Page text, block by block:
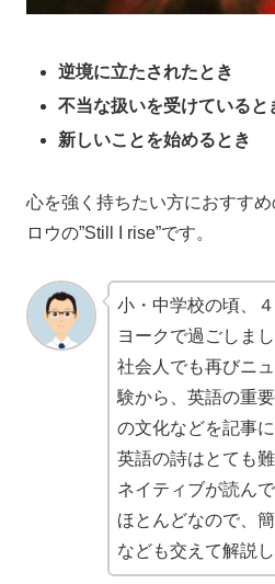
逆境に立たされたとき
不当な扱いを受けていると
新しいことを始めるとき
心を強く持ちたい方におすす
ロウの”Still I rise”です。
小・中学校の頃、
ヨークで過ごしまし
社会人でも再びニ
験から、英語の重
の文化などを記事に
英語の詩はとても難
ネイティブが読ん
ほとんどなので、
なども交えて解説